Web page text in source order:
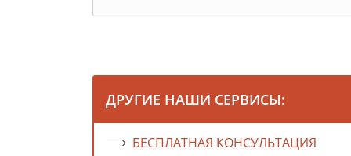
ДРУГИЕ НАШИ СЕРВИСЫ:
БЕСПЛАТНАЯ КОНСУЛЬТАЦИЯ